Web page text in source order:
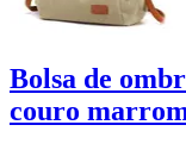
Bolsa de
couro